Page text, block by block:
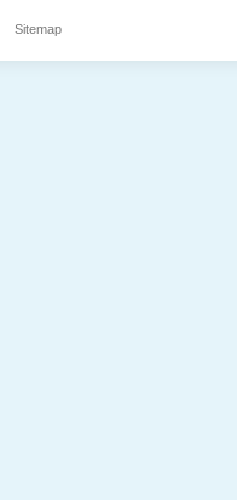
Sitemap